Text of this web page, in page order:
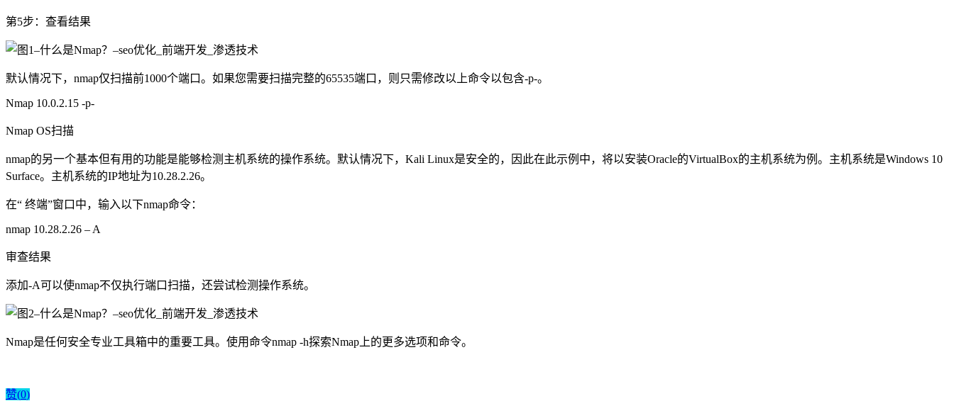
第5步：查看结果
默认情况下，nmap仅扫描前1000个端口。如果您需要扫描完整的65535端口，则只需修改以上命令以包含-p-。
Nmap 10.0.2.15 -p-
Nmap OS扫描
nmap的另一个基本但有用的功能是能够检测主机系统的操作系统。默认情况下，Kali Linux是安全的，因此在此示例中，将以安装Oracle的VirtualBox的主机系统为例。主机系统是Windows 10
Surface。主机系统的IP地址为10.28.2.26。
在“ 终端”窗口中，输入以下nmap命令：
nmap 10.28.2.26 – A
审查结果
添加-A可以使nmap不仅执行端口扫描，还尝试检测操作系统。
Nmap是任何安全专业工具箱中的重要工具。使用命令nmap -h探索Nmap上的更多选项和命令。
赞(0)